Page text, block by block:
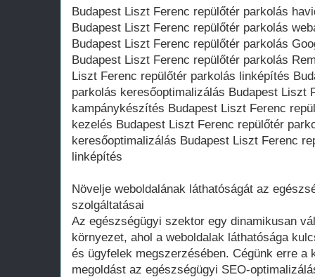
Budapest Liszt Ferenc repülőtér parkolás
Budapest Liszt Ferenc repülőtér parkolás
Budapest Liszt Ferenc repülőtér parkolás
Budapest Liszt Ferenc repülőtér parkolás
Liszt Ferenc repülőtér parkolás linképítés
parkolás keresőoptimalizálás Budapest Liszt
kampánykészítés Budapest Liszt Ferenc
kezelés Budapest Liszt Ferenc repülőtér
keresőoptimalizálás Budapest Liszt Ferenc
linképítés
Növelje weboldalának láthatóságát az
szolgáltatásai
Az egészségügyi szektor egy dinamikusan
környezet, ahol a weboldalak láthatósága
és ügyfelek megszerzésében. Cégünk erre a
megoldást az egészségügyi SEO-